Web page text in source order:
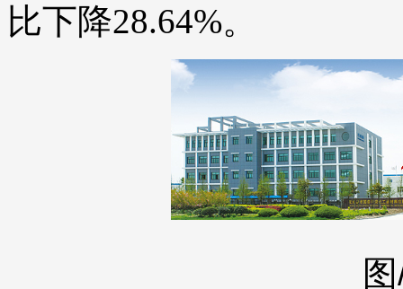
比下降28.64%。